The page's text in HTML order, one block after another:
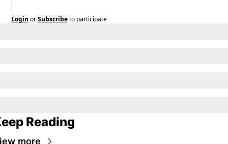
Login or Subscribe to participate
Reading
more